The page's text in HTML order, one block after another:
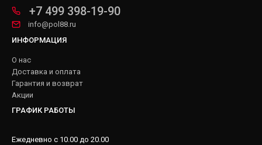
+7 499 398-19-90
info@pol88.ru
ИНФОРМАЦИЯ
О нас
Доставка и оплата
Гарантия и возврат
Акции
ГРАФИК РАБОТЫ
Ежедневно с 10.00 до 20.00